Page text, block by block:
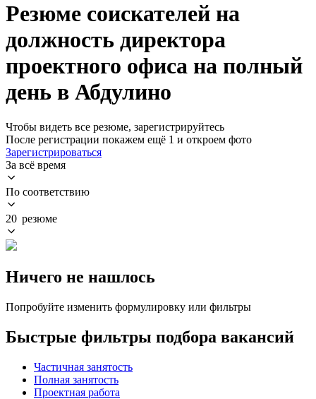
Резюме соискателей на
должность директора
проектного офиса на полный
день в Абдулино
Чтобы видеть все резюме, зарегистрируйтесь
После регистрации покажем ещё 1 и откроем фото
Зарегистрироваться
За всё время
По соответствию
20 резюме
Ничего не нашлось
Попробуйте изменить формулировку или фильтры
Быстрые фильтры подбора вакансий
Частичная занятость
Полная занятость
Проектная работа